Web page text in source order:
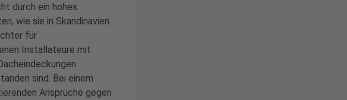
durch ein hohes
wie sie in Skandinavien
für
Installateure mit
sind. Bei einem
Ansprüche gegen